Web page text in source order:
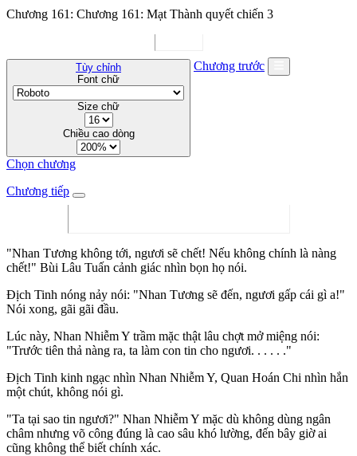
Chương 161: Chương 161: Mạt Thành quyết chiến 3
Tùy chỉnh
Font chữ
Size chữ
Chiều cao dòng
Chương trước
Chọn chương
Chương tiếp
"Nhan Tương không tới, ngươi sẽ chết! Nếu không chính là nàng
chết!" Bùi Lâu Tuấn cảnh giác nhìn bọn họ nói.
Địch Tinh nóng nảy nói: "Nhan Tương sẽ đến, ngươi gấp cái gì a!"
Nói xong, gãi gãi đầu.
Lúc này, Nhan Nhiễm Y trầm mặc thật lâu chợt mở miệng nói:
"Trước tiên thả nàng ra, ta làm con tin cho ngươi. . . . . ."
Địch Tinh kinh ngạc nhìn Nhan Nhiễm Y, Quan Hoán Chi nhìn hắn
một chút, không nói gì.
"Ta tại sao tin ngươi?" Nhan Nhiễm Y mặc dù không dùng ngân
châm nhưng võ công đúng là cao sâu khó lường, đến bây giờ ai
cũng không thể biết chính xác.